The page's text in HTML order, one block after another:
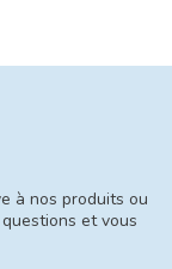
à nos produits ou
et vous